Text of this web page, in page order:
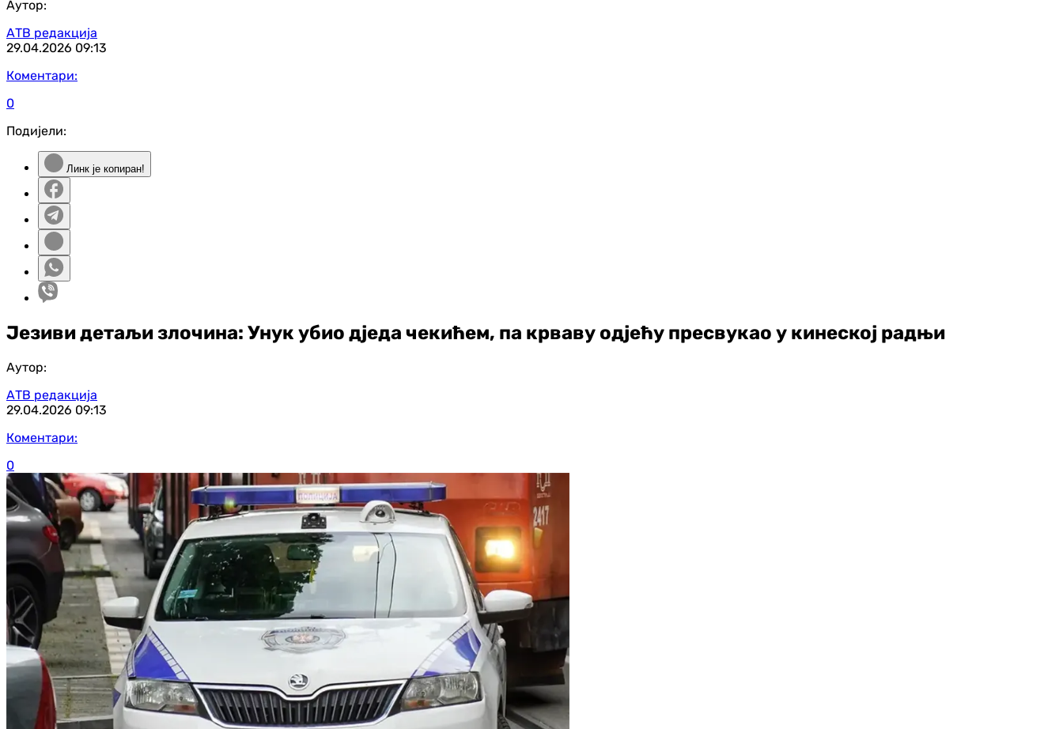
Аутор:
АТВ редакција
29.04.2026 09:13
Коментари:
0
Подијели:
Линк је копиран!
Језиви детаљи злочина: Унук убио дједа чекићем, па крваву одјећу пресвукао у кинеској радњи
Аутор:
АТВ редакција
29.04.2026 09:13
Коментари:
0